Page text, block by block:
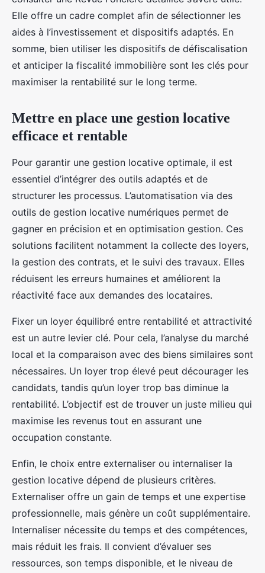
Elle offre un cadre complet afin de sélectionner les
aides à l’investissement et dispositifs adaptés. En
somme, bien utiliser les dispositifs de défiscalisation
et anticiper la fiscalité immobilière sont les clés pour
maximiser la rentabilité sur le long terme.
Mettre en place une gestion locative
efficace et rentable
Pour garantir une gestion locative optimale, il est
essentiel d’intégrer des outils adaptés et de
structurer les processus. L’automatisation via des
outils de gestion locative numériques permet de
gagner en précision et en optimisation gestion. Ces
solutions facilitent notamment la collecte des loyers,
la gestion des contrats, et le suivi des travaux. Elles
réduisent les erreurs humaines et améliorent la
réactivité face aux demandes des locataires.
Fixer un loyer équilibré entre rentabilité et attractivité
est un autre levier clé. Pour cela, l’analyse du marché
local et la comparaison avec des biens similaires sont
nécessaires. Un loyer trop élevé peut décourager les
candidats, tandis qu’un loyer trop bas diminue la
rentabilité. L’objectif est de trouver un juste milieu qui
maximise les revenus tout en assurant une
occupation constante.
Enfin, le choix entre externaliser ou internaliser la
gestion locative dépend de plusieurs critères.
Externaliser offre un gain de temps et une expertise
professionnelle, mais génère un coût supplémentaire.
Internaliser nécessite du temps et des compétences,
mais réduit les frais. Il convient d’évaluer ses
ressources, son temps disponible, et le niveau de